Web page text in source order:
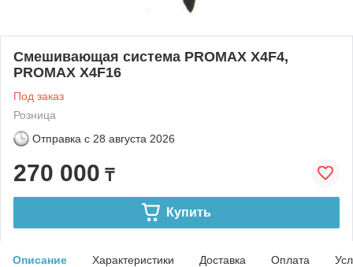
Смешивающая система PROMAX X4F4,
PROMAX X4F16
Под заказ
Розница
Отправка с 28 августа 2026
270 000 ₸
Купить
Описание Характеристики Доставка Оплата